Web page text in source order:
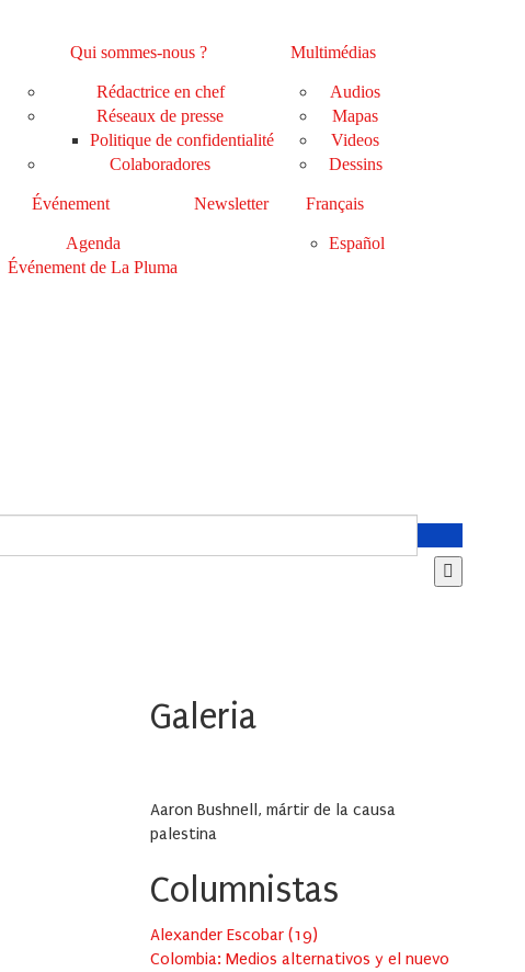
Qui sommes-nous ?
Rédactrice en chef
Réseaux de presse
Politique de confidentialité
Colaboradores
Multimédias
Audios
Mapas
Videos
Dessins
Événement
Agenda
Événement de La Pluma
Newsletter Français
Español
Galeria
Aaron Bushnell, mártir de la causa
palestina
Columnistas
Alexander Escobar (19)
Colombia: Medios alternativos y el nuevo